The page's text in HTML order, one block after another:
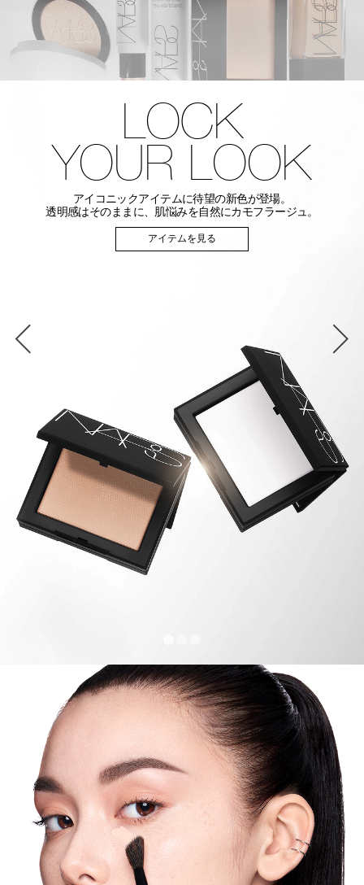
LOCK
YOUR LOOK
アイコニックアイテムに待望の新色が登場。
透明感はそのままに、肌悩みを自然にカモフラージュ。
アイテムを見る
COLOR WORTH
CRAVING
NEW アフターグロー リップバーム
とろけるような贅沢。
艶っぽい透明感。
NATURAL
LONGWEAR
FOUNDATION